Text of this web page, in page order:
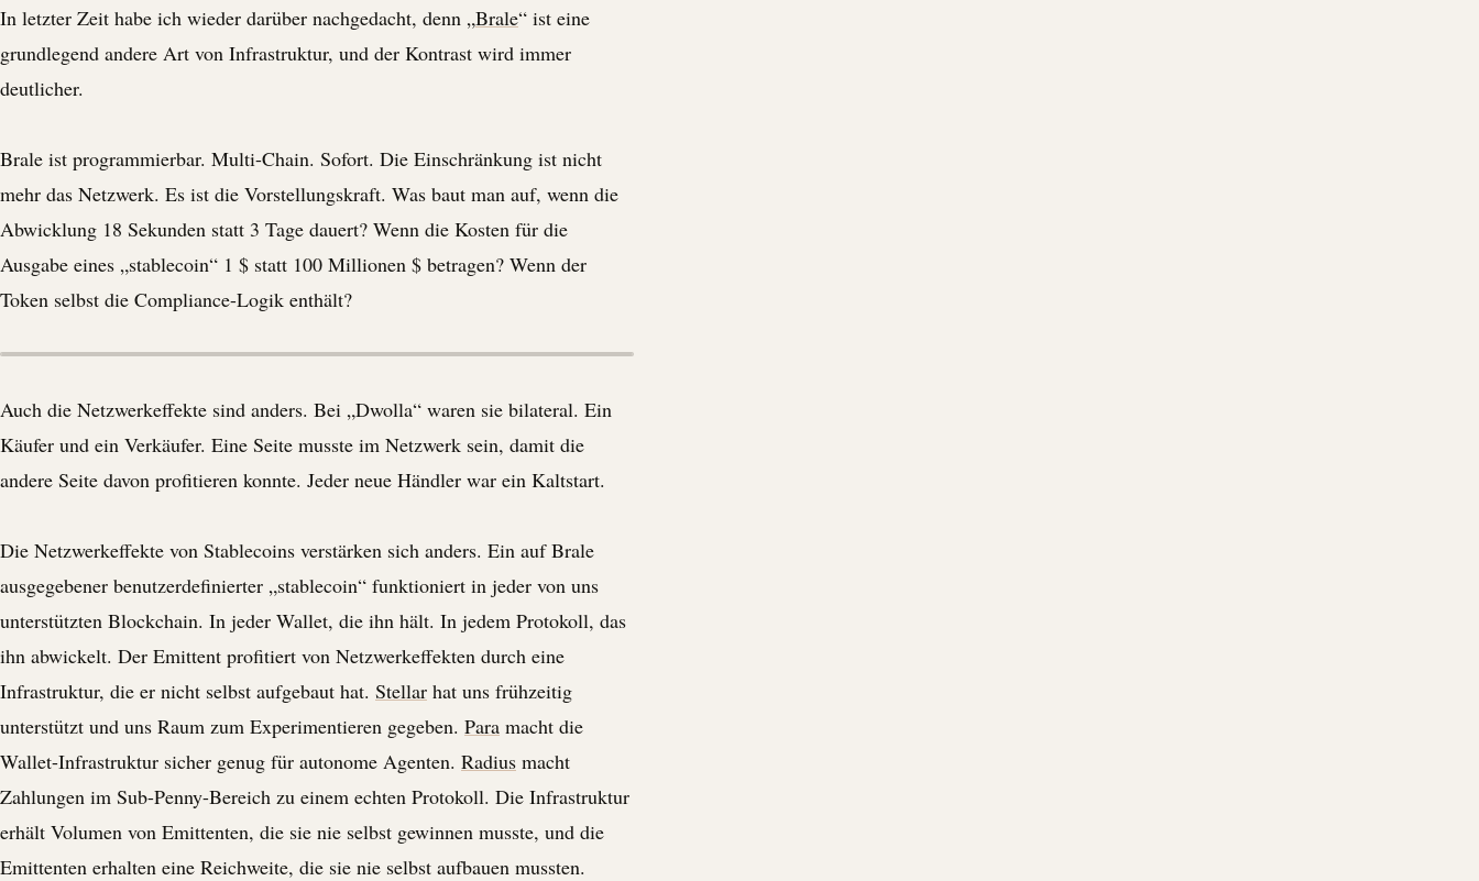
In letzter Zeit habe ich wieder darüber nachgedacht, denn „Brale“ ist eine
grundlegend andere Art von Infrastruktur, und der Kontrast wird immer
deutlicher.
Brale ist programmierbar. Multi-Chain. Sofort. Die Einschränkung ist nicht
mehr das Netzwerk. Es ist die Vorstellungskraft. Was baut man auf, wenn die
Abwicklung 18 Sekunden statt 3 Tage dauert? Wenn die Kosten für die
Ausgabe eines „stablecoin“ 1 $ statt 100 Millionen $ betragen? Wenn der
Token selbst die Compliance-Logik enthält?
Auch die Netzwerkeffekte sind anders. Bei „Dwolla“ waren sie bilateral. Ein
Käufer und ein Verkäufer. Eine Seite musste im Netzwerk sein, damit die
andere Seite davon profitieren konnte. Jeder neue Händler war ein Kaltstart.
Die Netzwerkeffekte von Stablecoins verstärken sich anders. Ein aufBrale
ausgegebener benutzerdefinierter „stablecoin“ funktioniert in jeder von uns
unterstützten Blockchain. In jeder Wallet, die ihn hält. In jedem Protokoll, das
ihn abwickelt. Der Emittent profitiert von Netzwerkeffekten durch eine
Infrastruktur, die er nicht selbst aufgebaut hat. Stellar hat uns frühzeitig
unterstützt und uns Raum zum Experimentieren gegeben. Para macht die
Wallet-Infrastruktur sicher genug für autonome Agenten. Radius macht
Zahlungen im Sub-Penny-Bereich zu einem echten Protokoll. Die Infrastruktur
erhält Volumen von Emittenten, die sie nie selbst gewinnen musste, und die
Emittenten erhalten eine Reichweite, die sie nie selbst aufbauen mussten.